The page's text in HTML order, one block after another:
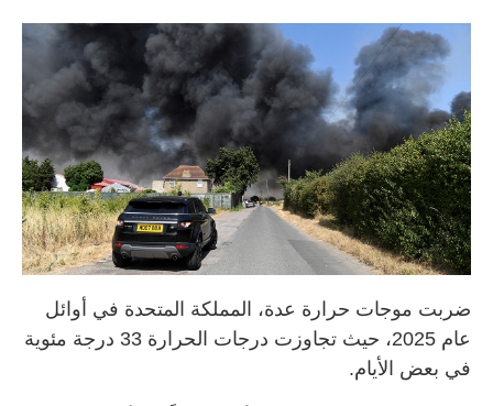
ضربت موجات حرارة عدة، المملكة المتحدة في أوائل
عام 2025، حيث تجاوزت درجات الحرارة 33 درجة مئوية
في بعض الأيام.